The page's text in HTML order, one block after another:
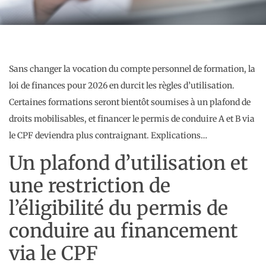
Sans changer la vocation du compte personnel de formation, la
loi de finances pour 2026 en durcit les règles d’utilisation.
Certaines formations seront bientôt soumises à un plafond de
droits mobilisables, et financer le permis de conduire A et B via
le CPF deviendra plus contraignant. Explications…
Un plafond d’utilisation et
une restriction de
l’éligibilité du permis de
conduire au financement
via le CPF